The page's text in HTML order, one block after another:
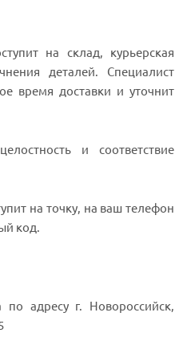
на склад, курьерская
деталей. Специалист
время доставки и уточнит
и соответствие
на точку, на ваш телефон
код.
адресу г. Новороссийск,